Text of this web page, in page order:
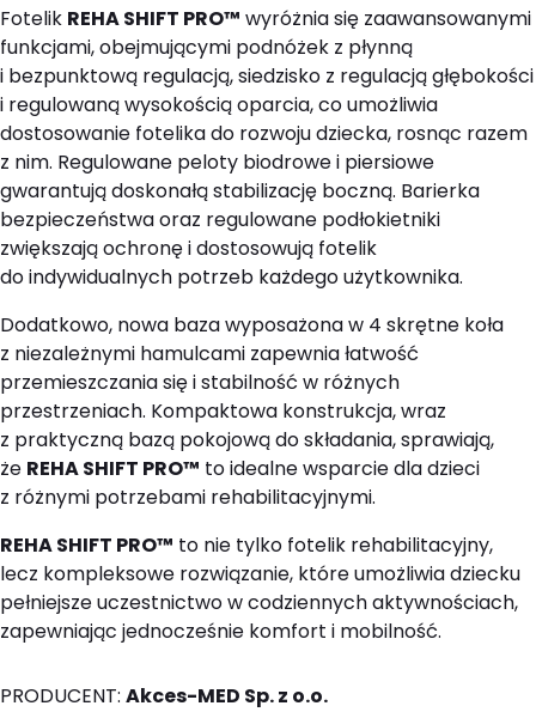
Fotelik REHA SHIFT PRO™ wyróżnia się zaawansowanymi
funkcjami, obejmującymi podnóżek z płynną
i bezpunktową regulacją, siedzisko z regulacją głębokości
i regulowaną wysokością oparcia, co umożliwia
dostosowanie fotelika do rozwoju dziecka, rosnąc razem
z nim. Regulowane peloty biodrowe i piersiowe
gwarantują doskonałą stabilizację boczną. Barierka
bezpieczeństwa oraz regulowane podłokietniki
zwiększają ochronę i dostosowują fotelik
do indywidualnych potrzeb każdego użytkownika.
Dodatkowo, nowa baza wyposażona w 4 skrętne koła
z niezależnymi hamulcami zapewnia łatwość
przemieszczania się i stabilność w różnych
przestrzeniach. Kompaktowa konstrukcja, wraz
z praktyczną bazą pokojową do składania, sprawiają,
że REHA SHIFT PRO™ to idealne wsparcie dla dzieci
z różnymi potrzebami rehabilitacyjnymi.
REHA SHIFT PRO™ to nie tylko fotelik rehabilitacyjny,
lecz kompleksowe rozwiązanie, które umożliwia dziecku
pełniejsze uczestnictwo w codziennych aktywnościach,
zapewniając jednocześnie komfort i mobilność.
PRODUCENT: Akces-MED Sp. z o.o.